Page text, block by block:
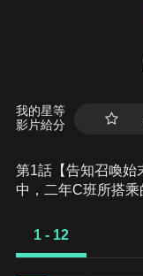
我的星等
影片給分
第1話【告知召喚始
中，二年C班所搭
女神的目的是想將
1 - 12